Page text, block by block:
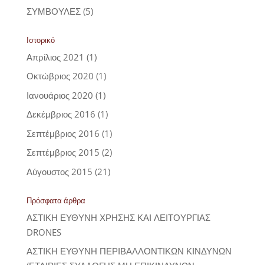
ΣΥΜΒΟΥΛΕΣ(5)
Ιστορικό
Απρίλιος 2021 (1)
Οκτώβριος 2020 (1)
Ιανουάριος 2020 (1)
Δεκέμβριος 2016 (1)
Σεπτέμβριος 2016 (1)
Σεπτέμβριος 2015 (2)
Αύγουστος 2015 (21)
Πρόσφατα άρθρα
ΑΣΤΙΚΗ ΕΥΘΥΝΗ ΧΡΗΣΗΣ ΚΑΙ ΛΕΙΤΟΥΡΓΙΑΣ
DRONES
ΑΣΤΙΚΗ ΕΥΘΥΝΗ ΠΕΡΙΒΑΛΛΟΝΤΙΚΩΝ ΚΙΝΔΥΝΩΝ